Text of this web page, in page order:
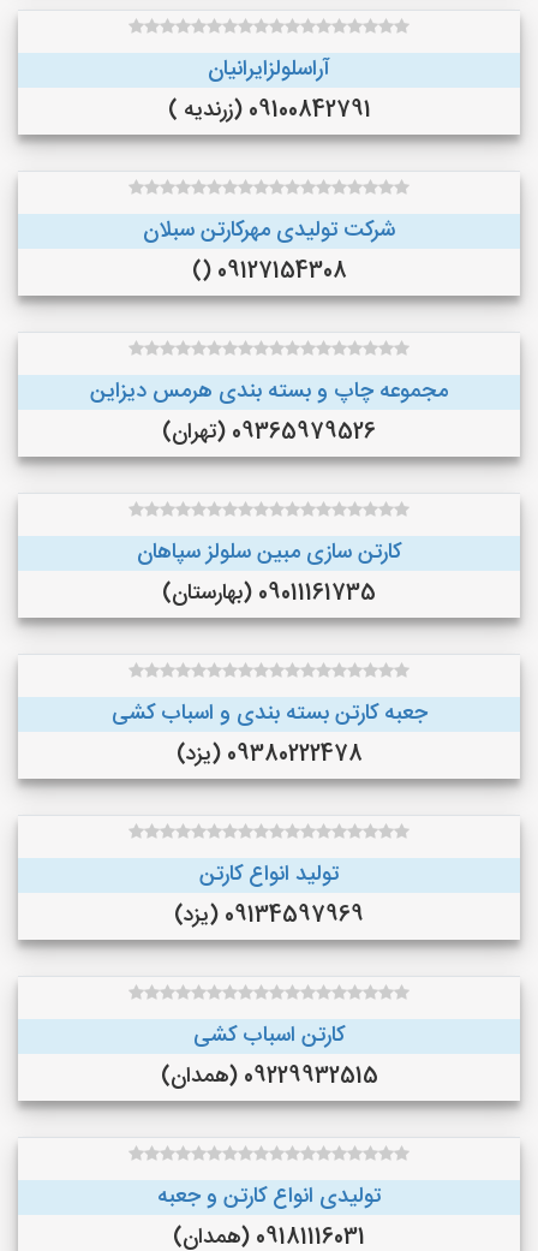
آراسلولزایرانیان
09100842791 (زرندیه )
شرکت تولیدی مهرکارتن سبلان
09127154308 ()
مجموعه چاپ و بسته بندی هرمس دیزاین
09365979526 (تهران)
کارتن سازی مبین سلولز سپاهان
09011161735 (بهارستان)
جعبه کارتن بسته بندی و اسباب کشی
09380222478 (یزد)
تولید انواع کارتن
09134597969 (یزد)
کارتن اسباب کشی
09229932515 (همدان)
تولیدی انواع کارتن و جعبه
09181116031 (همدان)